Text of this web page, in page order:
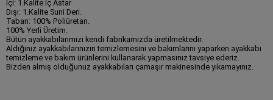
İçi: 1.Kalite İç Astar
Dışı: 1.Kalite Suni Deri.
Taban: 100% Poliüretan.
100% Yerli Üretim.
Bütün ayakkabılarımızı kendi fabrikamızda üretilmektedir.
Aldığınız ayakkabılarınızın temizlemesini ve bakımlarını yaparken ayakkabı
temizleme ve bakım ürünlerini kullanarak yapmasınız tavsiye ederiz.
Bizden almış olduğunuz ayakkabıları çamaşır makinesinde yıkamayınız.